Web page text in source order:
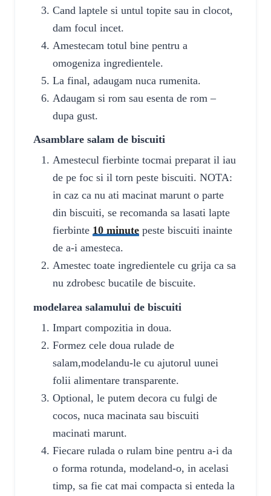
Cand laptele si untul topite sau in clocot,
dam focul incet.
Amestecam totul bine pentru a
omogeniza ingredientele.
La final, adaugam nuca rumenita.
Adaugam si rom sau esenta de rom –
dupa gust.
Asamblare salam de biscuiti
Amestecul fierbinte tocmai preparat il iau
de pe foc si il torn peste biscuiti. NOTA:
in caz ca nu ati macinat marunt o parte
din biscuiti, se recomanda sa lasati lapte
fierbinte 10 minute peste biscuiti inainte
de a-i amesteca.
Amestec toate ingredientele cu grija ca sa
nu zdrobesc bucatile de biscuite.
modelarea salamului de biscuiti
Impart compozitia in doua.
Formez cele doua rulade de
salam,modelandu-le cu ajutorul uunei
folii alimentare transparente.
Optional, le putem decora cu fulgi de
cocos, nuca macinata sau biscuiti
macinati marunt.
Fiecare rulada o rulam bine pentru a-i da
o forma rotunda, modeland-o, in acelasi
timp, sa fie cat mai compacta si enteda la